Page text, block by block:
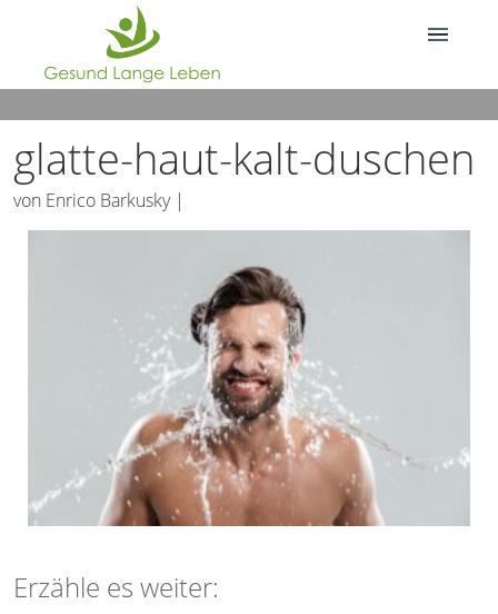
Deine Frage?
glatte-haut-kalt-duschen
von Enrico Barkusky|
Erzähle es weiter: